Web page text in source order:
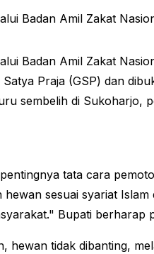
Badan Amil Zakat
Badan Amil Zakat
Praja (GSP) dan
sembelih di
tata cara
sesuai syariat
Bupati
hewan tidak dibanting,